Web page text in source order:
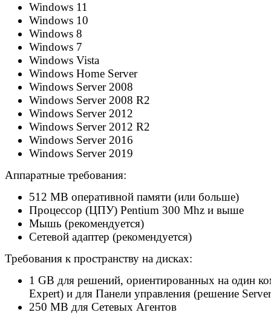
Windows 11
Windows 10
Windows 8
Windows 7
Windows Vista
Windows Home Server
Windows Server 2008
Windows Server 2008 R2
Windows Server 2012
Windows Server 2012 R2
Windows Server 2016
Windows Server 2019
Аппаратные требования:
512 MB оперативной памяти (или больше)
Процессор (ЦПУ) Pentium 300 Mhz и выше
Мышь (рекомендуется)
Сетевой адаптер (рекомендуется)
Требования к пространству на дисках:
1 GB для решений, ориентированных на один
Expert) и для Панели управления (решение
250 MB для Сетевых Агентов